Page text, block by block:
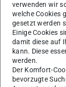
NOx- und
DoE-basierte
Verbrauch
verwenden wir
welche Cookies
gesetzt werden
Einige Cookies
damit diese auf
kann. Diese
werden.
Der Komfort-
bevorzugte